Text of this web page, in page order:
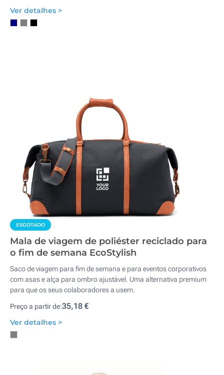
Ver detalhes >
ESGOTADO
Mala de viagem de poliéster reciclado para
o fim de semana EcoStylish
Saco de viagem para fim de semana e para eventos corporativos
com asas e alça para ombro ajustável. Uma alternativa premium
para que os seus colaboradores a usem.
Preço a partir de:35,18 €
Ver detalhes >